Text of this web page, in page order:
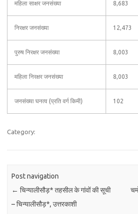
महिला साक्षर जनसंख्या 8,683
निरक्षर जनसंख्या 12,473
पुरुष निरक्षर जनसंख्या 8,003
महिला निरक्षर जनसंख्या 8,003
जनसंख्या घनत्व (प्रति वर्ग किमी) 102
Category:
Post navigation
← चिन्यालीसौड़* तहसील के गांवों की सूची
– चिन्यालीसौड़*, उत्तरकाशी